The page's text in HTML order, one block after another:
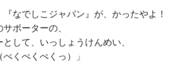
『なでしこジャパン』が、かったやよ！
ポーターの、
して、いっしょうけんめい、
くぺくぺくっ）」